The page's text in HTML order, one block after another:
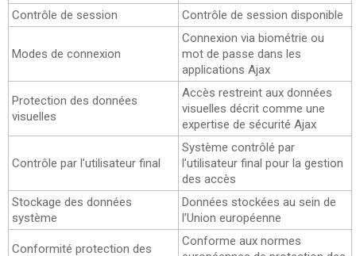
Contrôle de session
Contrôle de session disponible
Modes de connexion
Connexion via biométrie ou
mot de passe dans les
applications Ajax
Protection des données
visuelles
Accès restreint aux données
visuelles décrit comme une
expertise de sécurité Ajax
Contrôle par l’utilisateur final
Système contrôlé par
l’utilisateur final pour la gestion
des accès
Stockage des données
système
Données stockées au sein de
l’Union européenne
Conformité protection des
Conforme aux normes